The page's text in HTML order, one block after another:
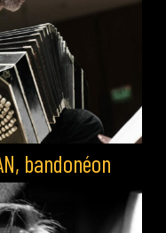
bandonéon